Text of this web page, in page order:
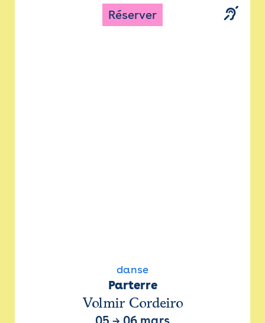
Réserver
danse
Parterre
Volmir Cordeiro